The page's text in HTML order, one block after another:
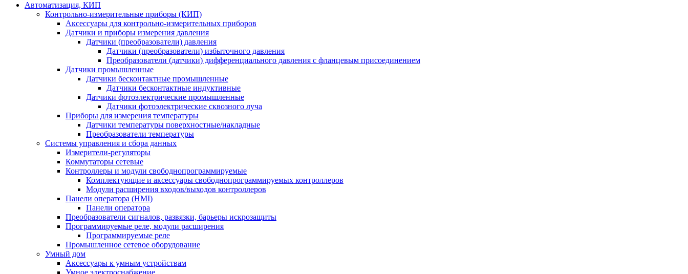
Автоматизация, КИП
Контрольно-измерительные приборы (КИП)
Аксессуары для контрольно-измерительных приборов
Датчики и приборы измерения давления
Датчики (преобразователи) давления
Датчики (преобразователи) избыточного давления
Преобразователи (датчики) дифференциального давления с фланцевым присоединением
Датчики промышленные
Датчики бесконтактные промышленные
Датчики бесконтактные индуктивные
Датчики фотоэлектрические промышленные
Датчики фотоэлектрические сквозного луча
Приборы для измерения температуры
Датчики температуры поверхностные/накладные
Преобразователи температуры
Системы управления и сбора данных
Измерители-регуляторы
Коммутаторы сетевые
Контроллеры и модули свободнопрограммируемые
Комплектующие и аксессуары свободнопрограммируемых контроллеров
Модули расширения входов/выходов контроллеров
Панели оператора (HMI)
Панели оператора
Преобразователи сигналов, развязки, барьеры искрозащиты
Программируемые реле, модули расширения
Программируемые реле
Промышленное сетевое оборудование
Умный дом
Аксессуары к умным устройствам
Умное электроснабжение